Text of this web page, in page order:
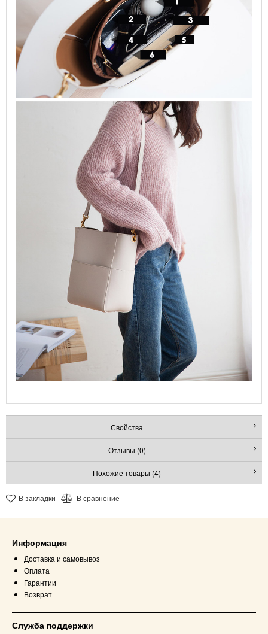
Свойства
Отзывы (0)
Похожие товары (4)
В закладки В сравнение
Информация
Доставка и самовывоз
Оплата
Гарантии
Возврат
Служба поддержки